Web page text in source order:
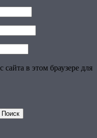
в этом браузере для